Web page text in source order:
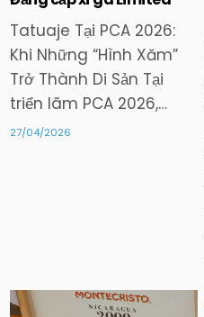
Tatuaje Tại PCA 2026:
Khi Những “Hình Xăm”
Trở Thành Di Sản Tại
triển lãm PCA 2026,…
27/04/2026